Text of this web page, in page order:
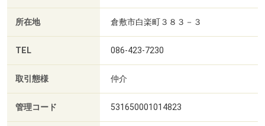
所在地 倉敷市白楽町３８３－３
TEL 086-423-7230
取引態様 仲介
管理コード 531650001014823